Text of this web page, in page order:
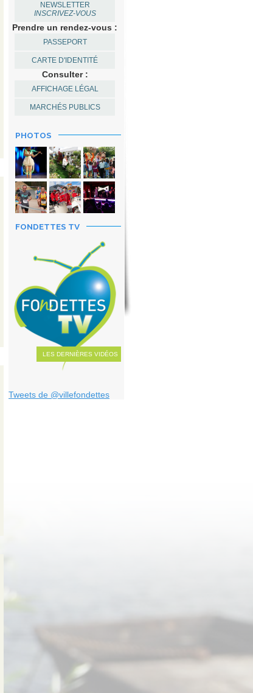
NEWSLETTER
INSCRIVEZ-VOUS
Prendre un rendez-vous :
PASSEPORT
CARTE D'IDENTITÉ
Consulter :
AFFICHAGE LÉGAL
MARCHÉS PUBLICS
PHOTOS
FONDETTES TV
LES DERNIÈRES VIDÉOS
Tweets de @villefondettes